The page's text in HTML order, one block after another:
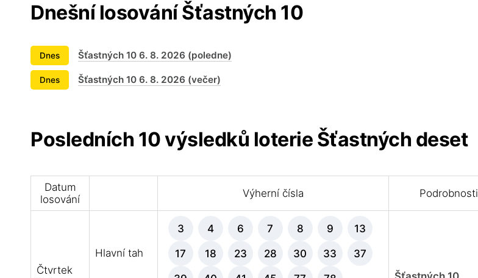
Dnešní losování Šťastných 10
Dnes Šťastných 10 6. 8. 2026 (poledne)
Dnes Šťastných 10 6. 8. 2026 (večer)
Posledních 10 výsledků loterie Šťastných deset
Datum
losování
Výherní čísla Podrobnosti
Čtvrtek
Hlavní tah
3 4 6 7 8 9 13
17 18 23 28 30 33 37